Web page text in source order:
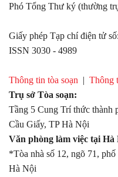
Phó Tổng Thư ký (thường
Giấy phép Tạp chí điện tử số:
ISSN 3030 - 4989
Thông tin tòa soạn | Thông
Trụ sở Tòa soạn:
Tầng 5 Cung Trí thức thành
Cầu Giấy, TP Hà Nội
Văn phòng làm việc tại Hà
*Tòa nhà số 12, ngõ 71,
Hà Nội